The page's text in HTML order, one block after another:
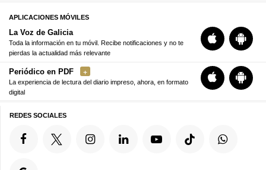
APLICACIONES MÓVILES
La Voz de Galicia
Toda la información en tu móvil. Recibe notificaciones y no te
pierdas la actualidad más relevante
Periódico en PDF
La experiencia de lectura del diario impreso, ahora, en formato
digital
REDES SOCIALES